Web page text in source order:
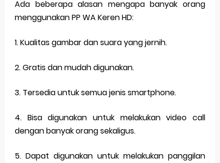
Ada beberapa alasan mengapa banyak orang
menggunakan PP WA Keren HD:
1. Kualitas gambar dan suara yang jernih.
2. Gratis dan mudah digunakan.
3. Tersedia untuk semua jenis smartphone.
4. Bisa digunakan untuk melakukan video call
dengan banyak orang sekaligus.
5. Dapat digunakan untuk melakukan panggilan